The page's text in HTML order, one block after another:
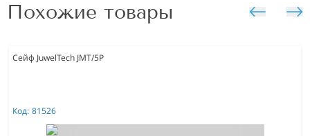
Похожие товары
Сейф JuwelTech JMT/5P
Код: 81526